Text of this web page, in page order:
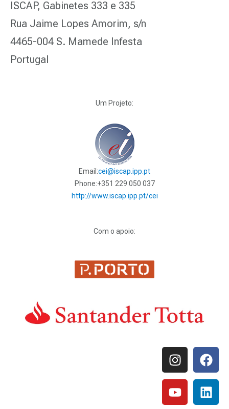
ISCAP, Gabinetes 333 e 335
Rua Jaime Lopes Amorim, s/n
4465-004 S. Mamede Infesta
Portugal
Um Projeto:
Email:cei@iscap.ipp.pt
Phone:+351 229 050 037
http://www.iscap.ipp.pt/cei
Com o apoio: